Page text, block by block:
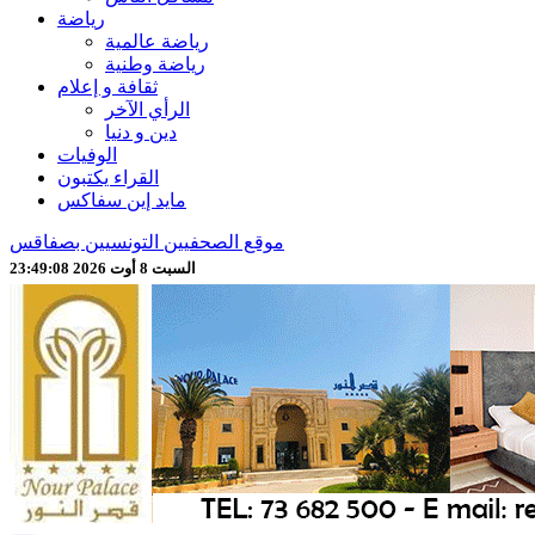
رياضة
رياضة عالمية
رياضة وطنية
ثقافة و إعلام
الرأي الآخر
دين و دنيا
الوفيات
القراء يكتبون
مايد إين سفاكس
موقع الصحفيين التونسيين بصفاقس
السبت 8 أوت 2026 23:49:08